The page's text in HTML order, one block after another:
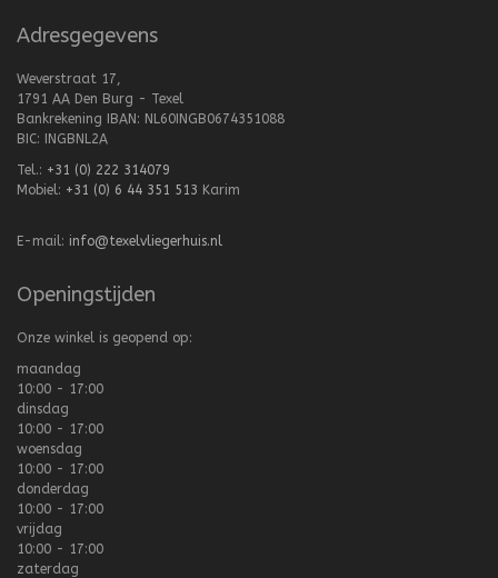
Adresgegevens
Weverstraat 17,
1791 AA Den Burg - Texel
Bankrekening IBAN: NL60INGB0674351088
BIC: INGBNL2A
Tel.: +31 (0) 222 314079
Mobiel: +31 (0) 6 44 351 513 Karim
E-mail: info@texelvliegerhuis.nl
Openingstijden
Onze winkel is geopend op:
maandag
10:00 - 17:00
dinsdag
10:00 - 17:00
woensdag
10:00 - 17:00
donderdag
10:00 - 17:00
vrijdag
10:00 - 17:00
zaterdag